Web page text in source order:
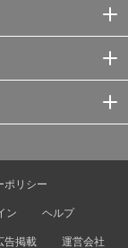
ポリシー
ン
ヘルプ
告掲載 運営会社